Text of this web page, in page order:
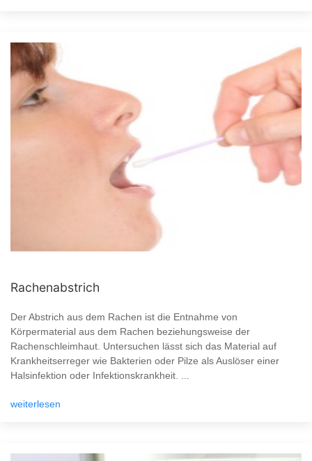
Rachenabstrich
Der Abstrich aus dem Rachen ist die Entnahme von
Körpermaterial aus dem Rachen beziehungsweise der
Rachenschleimhaut. Untersuchen lässt sich das Material auf
Krankheitserreger wie Bakterien oder Pilze als Auslöser einer
Halsinfektion oder Infektionskrankheit. ...
weiterlesen